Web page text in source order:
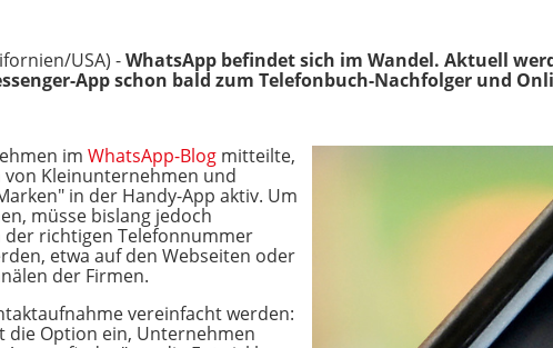
USA) -WhatsApp befindet sich im Wandel. Aktuell
App schon bald zum Telefonbuch-Nachfolger und
im WhatsApp-Blog mitteilte,
von Kleinunternehmen und
in der Handy-App aktiv. Um
müsse bislang jedoch
der richtigen Telefonnummer
etwa auf den Webseiten oder
der Firmen.
vereinfacht werden:
die Option ein, Unternehmen